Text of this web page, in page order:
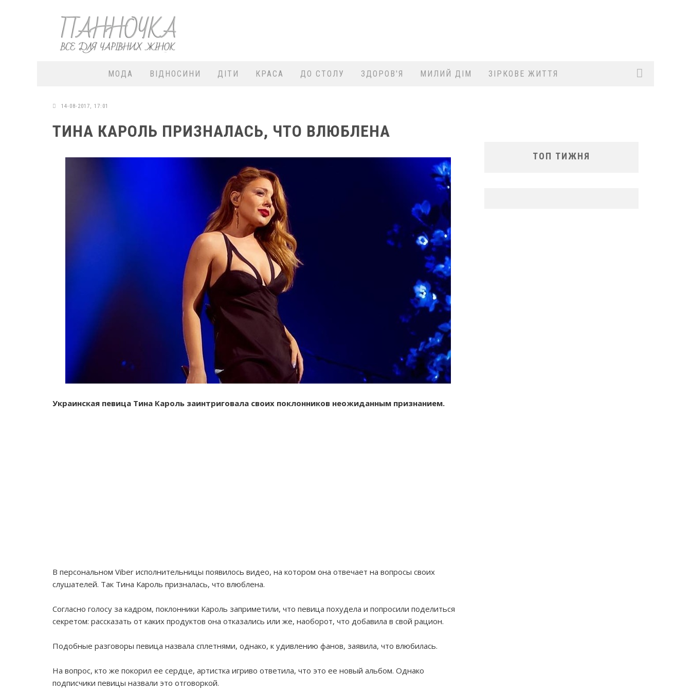
МОДА ВІДНОСИНИ ДІТИ КРАСА ДО СТОЛУ ЗДОРОВ'Я МИЛИЙ ДІМ ЗІРКОВЕ ЖИТТЯ
14-08-2017, 17:01
ТИНА КАРОЛЬ ПРИЗНАЛАСЬ, ЧТО ВЛЮБЛЕНА
Украинская певица Тина Кароль заинтриговала своих поклонников неожиданным признанием.
В персональном Viber исполнительницы появилось видео, на котором она отвечает на вопросы своих
слушателей. Так Тина Кароль призналась, что влюблена.
Согласно голосу за кадром, поклонники Кароль заприметили, что певица похудела и попросили поделиться
секретом: рассказать от каких продуктов она отказались или же, наоборот, что добавила в свой рацион.
Подобные разговоры певица назвала сплетнями, однако, к удивлению фанов, заявила, что влюбилась.
На вопрос, кто же покорил ее сердце, артистка игриво ответила, что это ее новый альбом. Однако
подписчики певицы назвали это отговоркой.
ТОП ТИЖНЯ